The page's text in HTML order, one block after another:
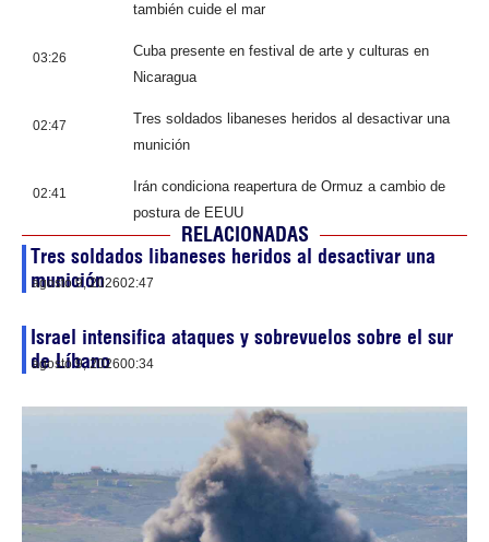
también cuide el mar
03:26
Cuba presente en festival de arte y culturas en
Nicaragua
02:47
Tres soldados libaneses heridos al desactivar una
munición
02:41
Irán condiciona reapertura de Ormuz a cambio de
postura de EEUU
RELACIONADAS
Tres soldados libaneses heridos al desactivar una
munición
agosto 9, 202602:47
Israel intensifica ataques y sobrevuelos sobre el sur
de Líbano
agosto 9, 202600:34